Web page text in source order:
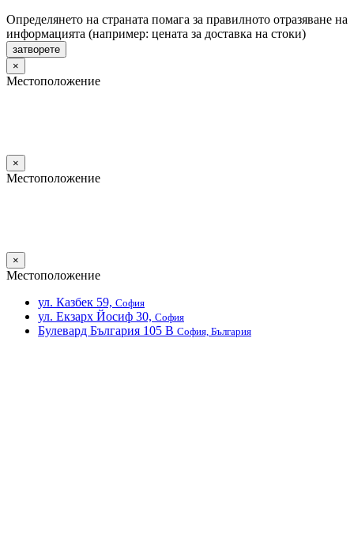
Определянето на страната помага за правилното отразяване на
информацията (например: цената за доставка на стоки)
затворете
×
Местоположение
×
Местоположение
×
Местоположение
ул. Казбек 59, София
ул. Екзарх Йосиф 30, София
Булевард България 105 В София, България